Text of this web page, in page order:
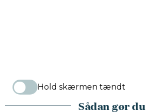
Hold skærmen tændt
Sådan gør du